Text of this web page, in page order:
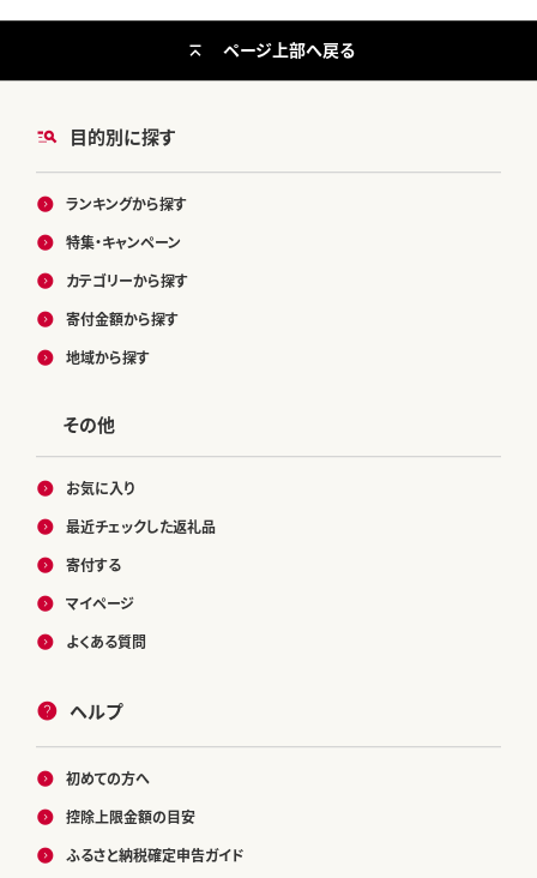
目的別に探す
ランキングから探す
特集・キャンペーン
カテゴリーから探す
寄付金額から探す
地域から探す
その他
お気に入り
最近チェックした返礼品
寄付する
マイページ
よくある質問
ヘルプ
初めての方へ
控除上限金額の目安
ふるさと納税確定申告ガイド
ページ上部へ戻る